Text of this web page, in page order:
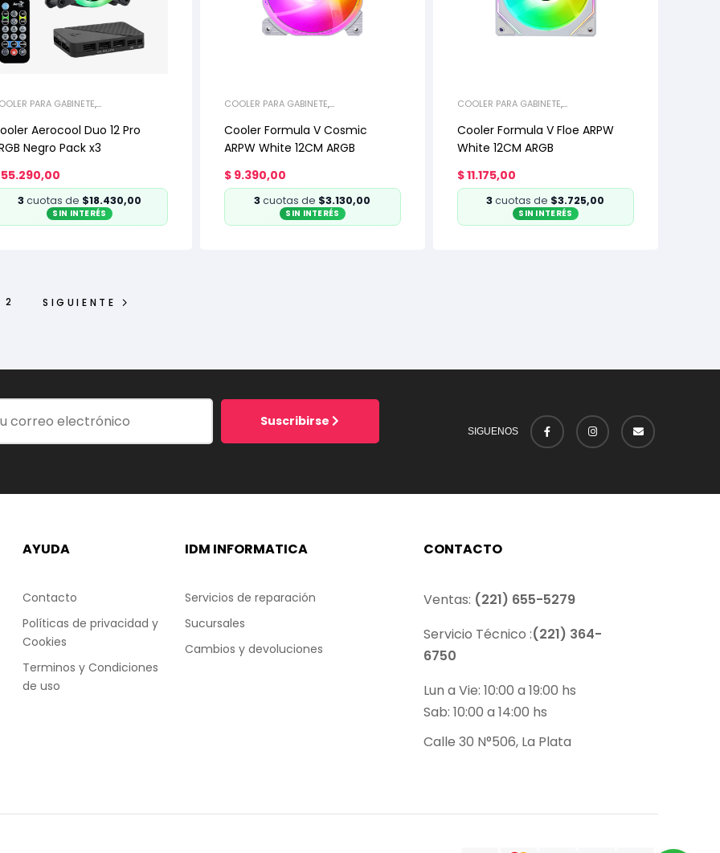
PARA GABINETE,
Aerocool Duo 12 Pro
Negro Pack x3
55.290,00
3cuotas de $18.430,00
SIN INTERÉS
COOLER PARA GABINETE,
Cooler Formula V Cosmic
ARPW White 12CM ARGB
$9.390,00
3cuotas de $3.130,00
SIN INTERÉS
COOLER PARA GABINETE,
Cooler Formula V Floe ARPW
White 12CM ARGB
$11.175,00
3cuotas de $3.725,00
SIN INTERÉS
2 SIGUIENTE
Suscribirse
SIGUENOS
AYUDA
Contacto
Políticas de privacidad y
Cookies
Terminos y Condiciones
de uso
IDM INFORMATICA
Servicios de reparación
Sucursales
Cambios y devoluciones
CONTACTO
Ventas: (221) 655-5279
Servicio Técnico :(221) 364-
6750
Lun a Vie: 10:00 a 19:00 hs
Sab: 10:00 a 14:00 hs
Calle 30 N°506, La Plata